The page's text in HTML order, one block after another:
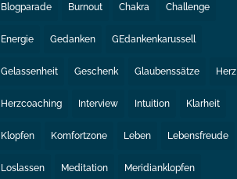
Blogparade Burnout Chakra Challenge
Energie Gedanken GEdankenkarussell
Gelassenheit Geschenk Glaubenssätze Herz
Herzcoaching Interview Intuition Klarheit
Klopfen Komfortzone Leben Lebensfreude
Loslassen Meditation Meridianklopfen